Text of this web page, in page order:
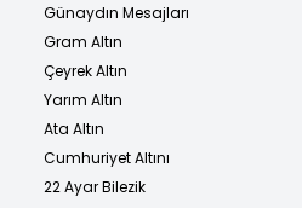
Günaydın Mesajları
Gram Altın
Çeyrek Altın
Yarım Altın
Ata Altın
Cumhuriyet Altını
22 Ayar Bilezik